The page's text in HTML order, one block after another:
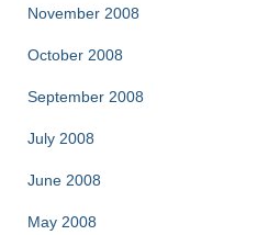
November 2008
October 2008
September 2008
July 2008
June 2008
May 2008